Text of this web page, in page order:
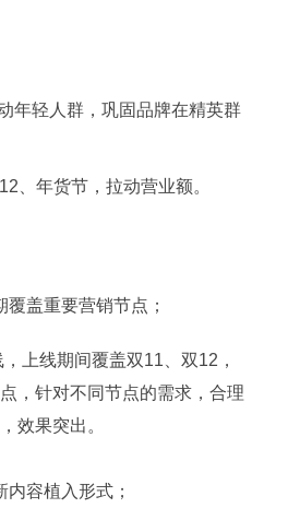
年轻人群，巩固品牌在精英群
、年货节，拉动营业额。
盖重要营销节点；
上线期间覆盖双11、双12，
，针对不同节点的需求，合理
效果突出。
容植入形式；